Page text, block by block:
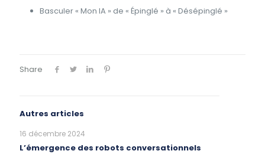
Basculer « Mon IA » de « Épinglé » à « Désépinglé »
Share
Autres articles
16 décembre 2024
L’émergence des robots conversationnels